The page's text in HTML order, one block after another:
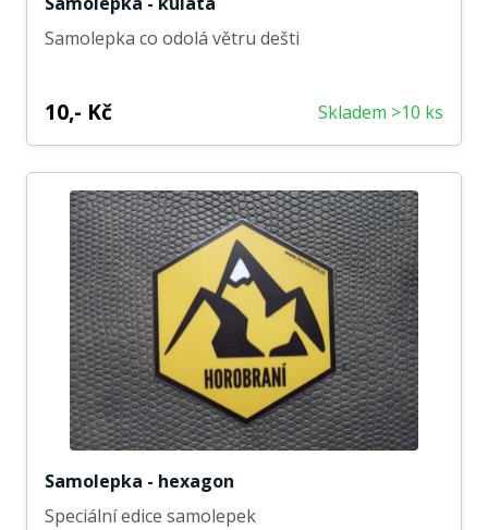
Samolepka co odolá větru dešti
10,- Kč Skladem >10 ks
Samolepka - hexagon
Speciální edice samolepek